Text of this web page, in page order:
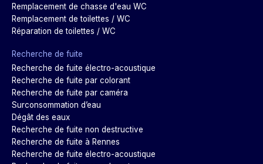
Remplacement de chasse d'eau WC
Remplacement de toilettes / WC
Réparation de toilettes / WC
Recherche de fuite
Recherche de fuite électro-acoustique
Recherche de fuite par colorant
Recherche de fuite par caméra
Surconsommation d’eau
Dégât des eaux
Recherche de fuite non destructive
Recherche de fuite à Rennes
Recherche de fuite électro-acoustique